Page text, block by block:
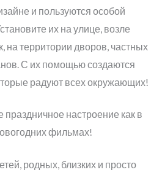
и пользуются особой
их на улице, возле
на территории дворов, частных
С их помощью создаются
радуют всех окружающих!
настроение как в
фильмах!
родных, близких и просто